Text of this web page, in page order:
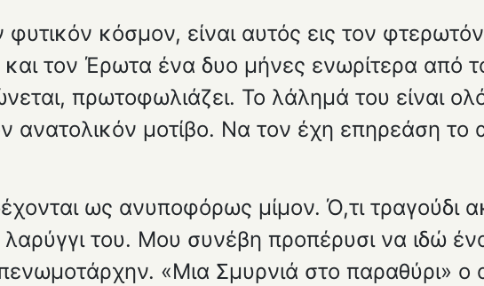
φυτικόν κόσμον, είναι αυτός εις τον
και τον Έρωτα ένα δυο μήνες ενωρίτερα από
πρωτοφωλιάζει. Το λάλημά του είναι
ανατολικόν μοτίβο. Να τον έχη επηρεάση το
ως ανυποφόρως μίμον. Ό,τι τραγούδι
λαρύγγι του. Μου συνέβη προπέρυσι να ιδώ
«Μια Σμυρνιά στο παραθύρι» ο